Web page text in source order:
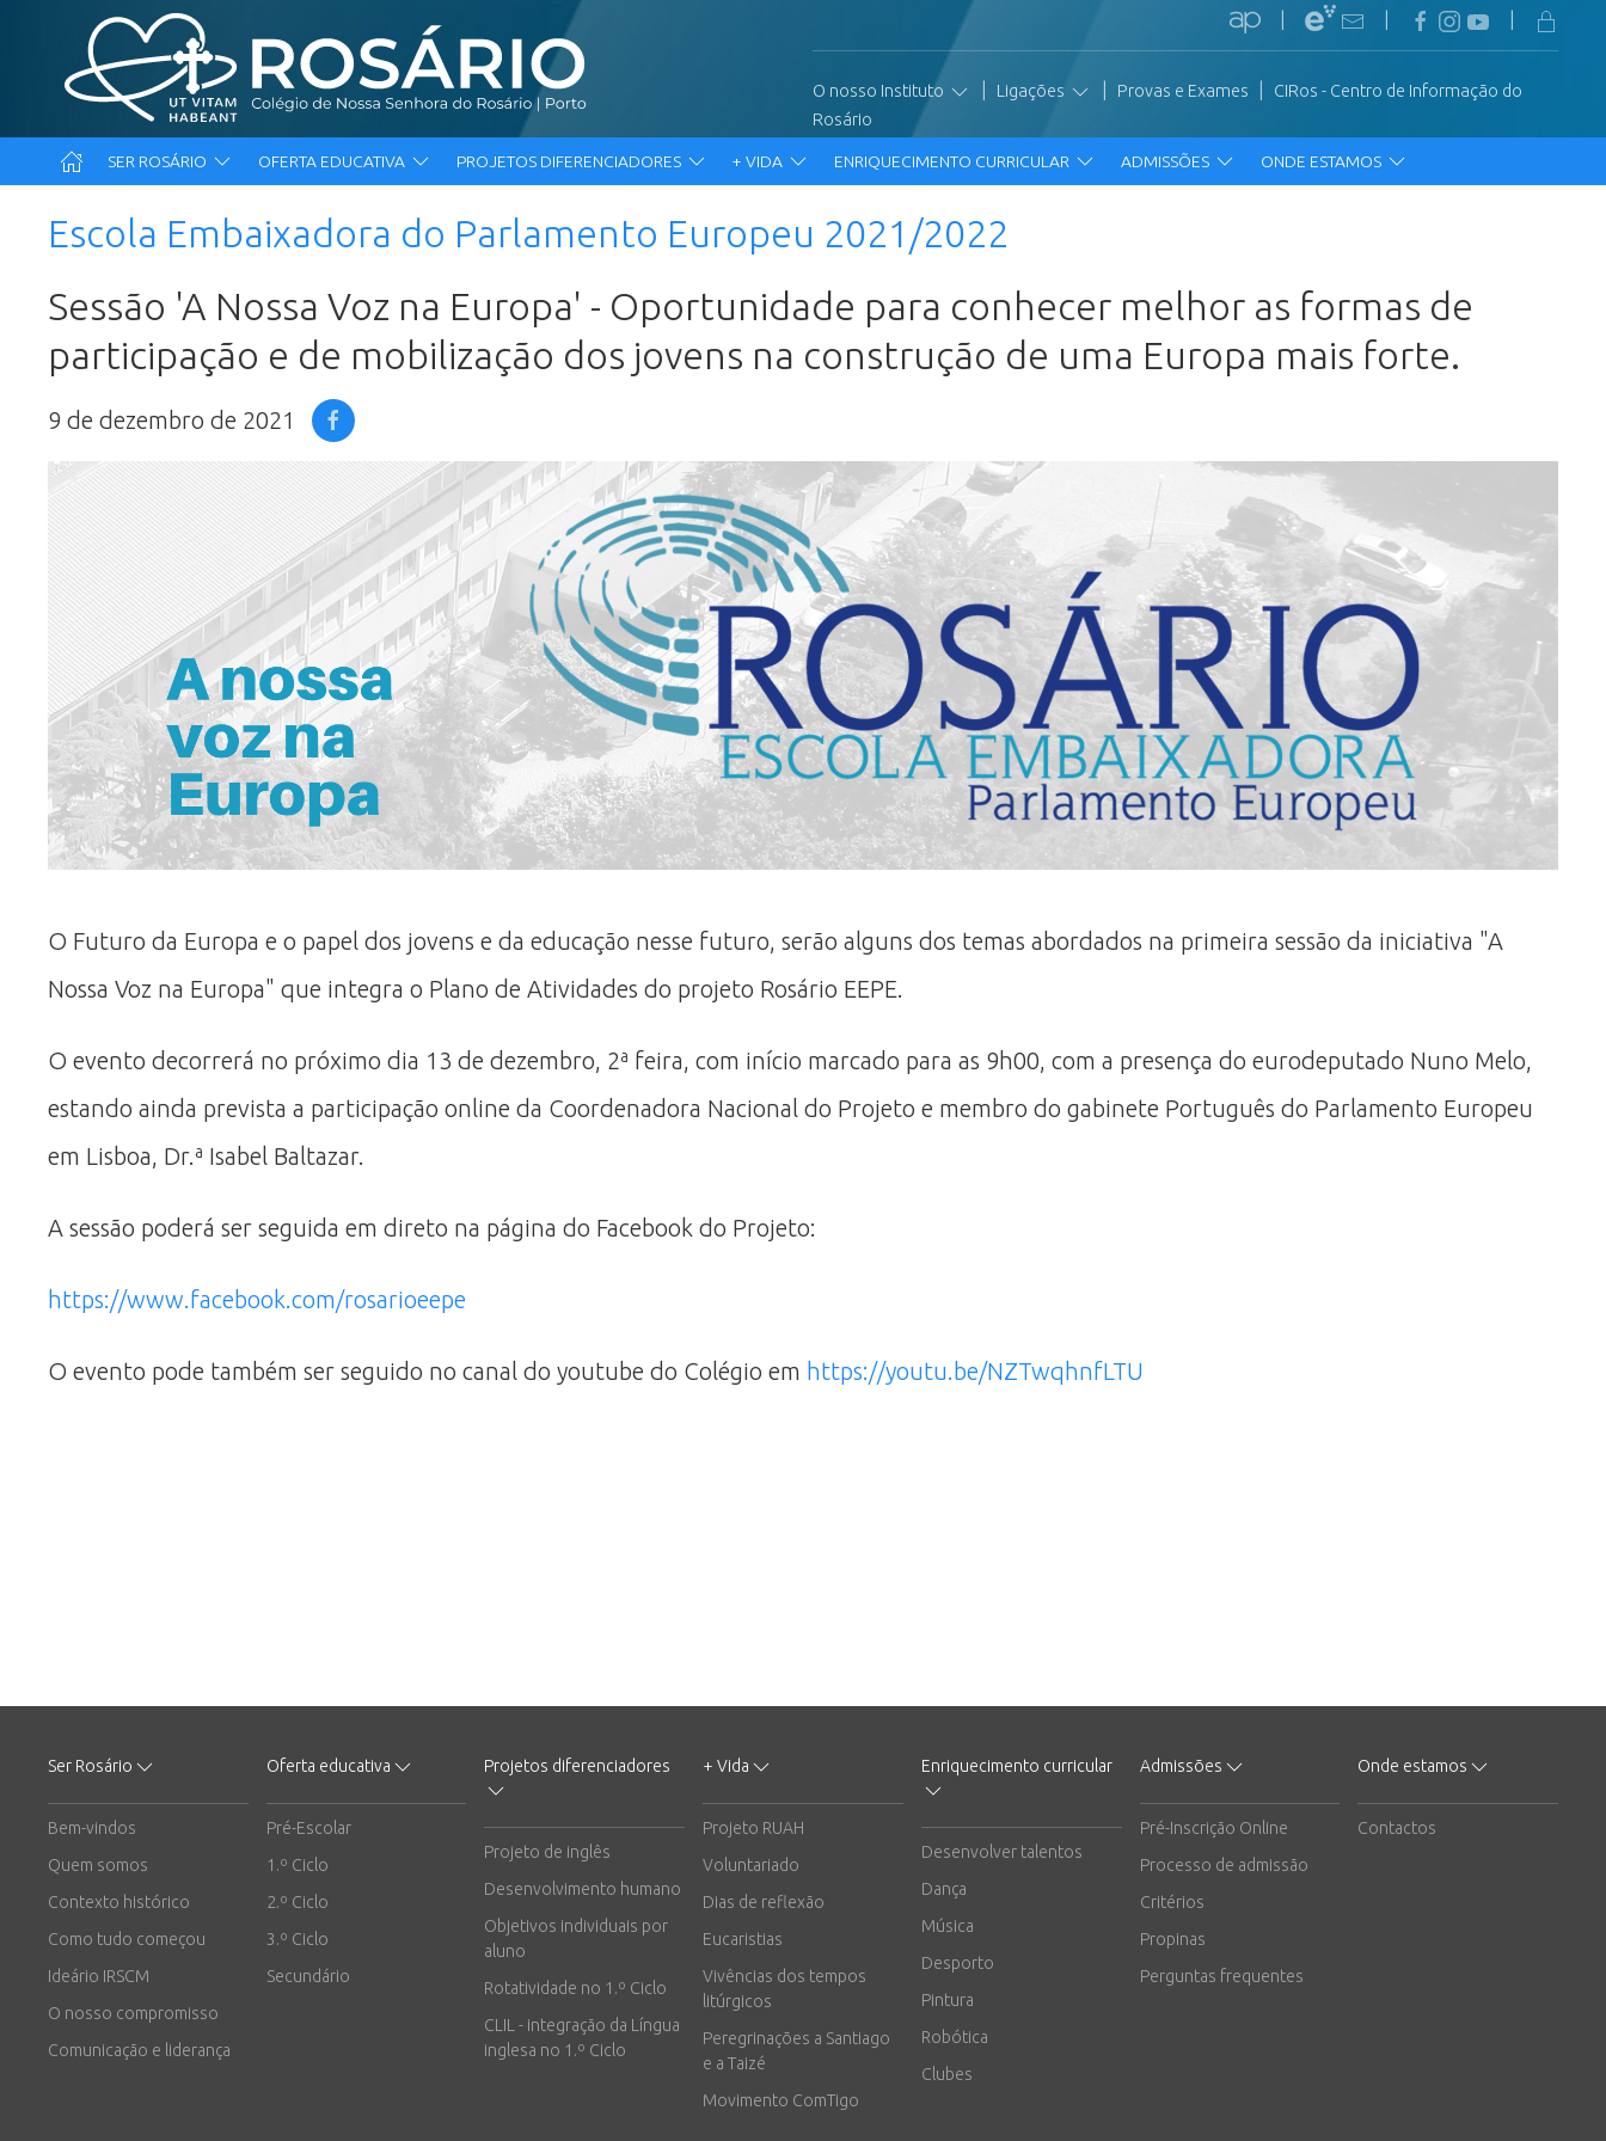
O nosso Instituto Ligações Provas e Exames
CIRos - Centro de Informação do
Rosário
SER ROSÁRIO OFERTA EDUCATIVA PROJETOS DIFERENCIADORES + VIDA ENRIQUECIMENTO CURRICULAR ADMISSÕES ONDE ESTAMOS
Escola Embaixadora do Parlamento Europeu 2021/2022
Sessão 'A Nossa Voz na Europa' - Oportunidade para conhecer melhor as formas de
participação e de mobilização dos jovens na construção de uma Europa mais forte.
9 de dezembro de 2021
O Futuro da Europa e o papel dos jovens e da educação nesse futuro, serão alguns dos temas abordados na primeira sessão da iniciativa "A
Nossa Voz na Europa" que integra o Plano de Atividades do projeto Rosário EEPE.
O evento decorrerá no próximo dia 13 de dezembro, 2ª feira, com início marcado para as 9h00, com a presença do eurodeputado Nuno Melo,
estando ainda prevista a participação online da Coordenadora Nacional do Projeto e membro do gabinete Português do Parlamento Europeu
em Lisboa, Dr.ª Isabel Baltazar.
A sessão poderá ser seguida em direto na página do Facebook do Projeto:
https://www.facebook.com/rosarioeepe
O evento pode também ser seguido no canal do youtube do Colégio em https://youtu.be/NZTwqhnfLTU
Ser Rosário
Bem-vindos
Quem somos
Contexto histórico
Como tudo começou
Ideário IRSCM
O nosso compromisso
Comunicação e liderança
Oferta educativa
Pré-Escolar
1.º Ciclo
2.º Ciclo
3.º Ciclo
Secundário
Projetos diferenciadores
Projeto de inglês
Desenvolvimento humano
Objetivos individuais por
aluno
Rotatividade no 1.º Ciclo
CLIL - integração da Língua
inglesa no 1.º Ciclo
+ Vida
Projeto RUAH
Voluntariado
Dias de reflexão
Eucaristias
Vivências dos tempos
litúrgicos
Peregrinações a Santiago
e a Taizé
Movimento ComTigo
Enriquecimento curricular
Desenvolver talentos
Dança
Música
Desporto
Pintura
Robótica
Clubes
Admissões
Pré-Inscrição Online
Processo de admissão
Critérios
Propinas
Perguntas frequentes
Onde estamos
Contactos